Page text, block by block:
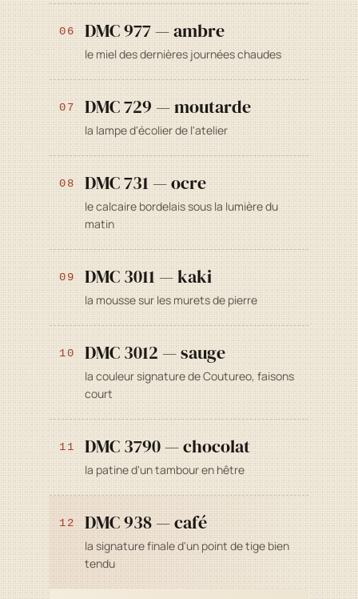
06 DMC 977 — ambre
le miel des dernières journées chaudes
07 DMC 729 — moutarde
la lampe d'écolier de l'atelier
08 DMC 731 — ocre
le calcaire bordelais sous la lumière du
matin
09 DMC 3011 — kaki
la mousse sur les murets de pierre
10 DMC 3012 — sauge
la couleur signature de Coutureo, faisons
court
11 DMC 3790 — chocolat
la patine d'un tambour en hêtre
12 DMC 938 — café
la signature finale d'un point de tige bien
tendu